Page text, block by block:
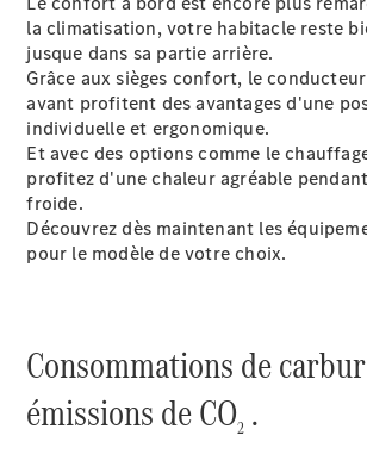
VLE Nouveau Électrique
Trouvez un
véhicule
neuf en
stock
Configurez
la climatisation, votre habitacle reste
jusque dans sa partie arrière.
Grâce aux sièges confort, le
avant profitent des avantages d'une
individuelle et ergonomique.
Et avec des options comme le
profitez d'une chaleur agréable
froide.
Découvrez dès maintenant les
pour le modèle de votre choix.
Consommations de
émissions de CO2 .